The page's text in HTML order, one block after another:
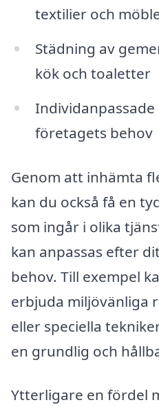
textilier och
Städning av
kök och toaletter
företagets behov
Genom att inhämta
kan du också få en
som ingår i olika
kan anpassas efter
behov. Till exempel
erbjuda miljövänliga
eller speciella
en grundlig och
Ytterligare en fördel